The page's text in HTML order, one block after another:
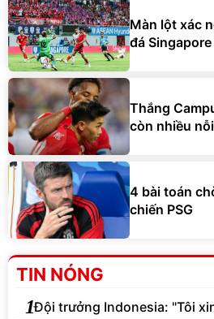
Màn lột xác
đá Singapore
Thắng
còn nhiều
4 bài toán
chiến PSG
TIN NÓNG
1Đội trưởng Indonesia: "Tôi